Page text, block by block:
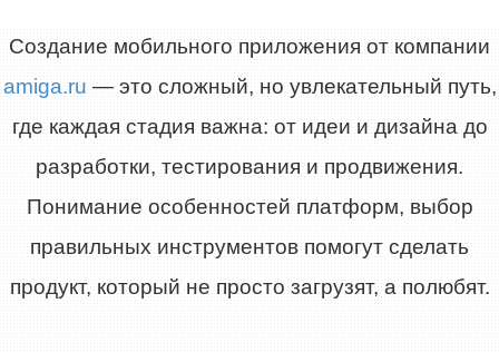
Создание мобильного приложения от компании
amiga.ru — это сложный, но увлекательный путь,
где каждая стадия важна: от идеи и дизайна до
разработки, тестирования и продвижения.
Понимание особенностей платформ, выбор
правильных инструментов помогут сделать
продукт, который не просто загрузят, а полюбят.